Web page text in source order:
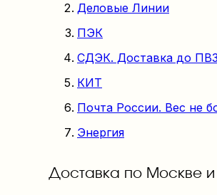
Деловые Линии
ПЭК
СДЭК. Доставка до
КИТ
Почта России. Вес не
Энергия
Доставка по Москве